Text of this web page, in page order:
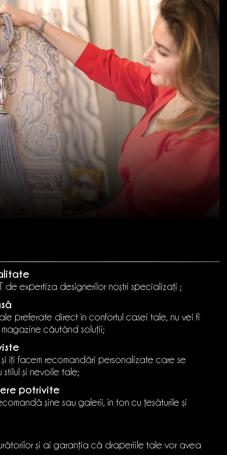
de expertiza designerilor noștri specializați ;
preferate direct în confortul casei tale, nu vei fi
căutând soluții;
îți facem recomandări personalizate care se
și nevoile tale;
potrivite
șine sau galerii, în ton cu țesăturile și
și ai garanția că draperiile tale vor avea